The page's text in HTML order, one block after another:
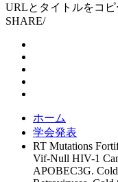
URLとタイトルをコピ
SHARE/
ホーム
学会発表
RT Mutations
Vif-Null HIV-1
APOBEC3G.